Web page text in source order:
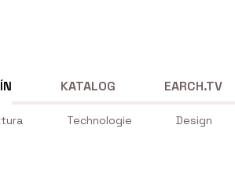
Technologie Design
KATALOG EARCH.TV